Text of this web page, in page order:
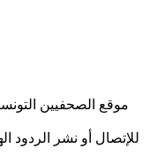
موقع الصحفيين